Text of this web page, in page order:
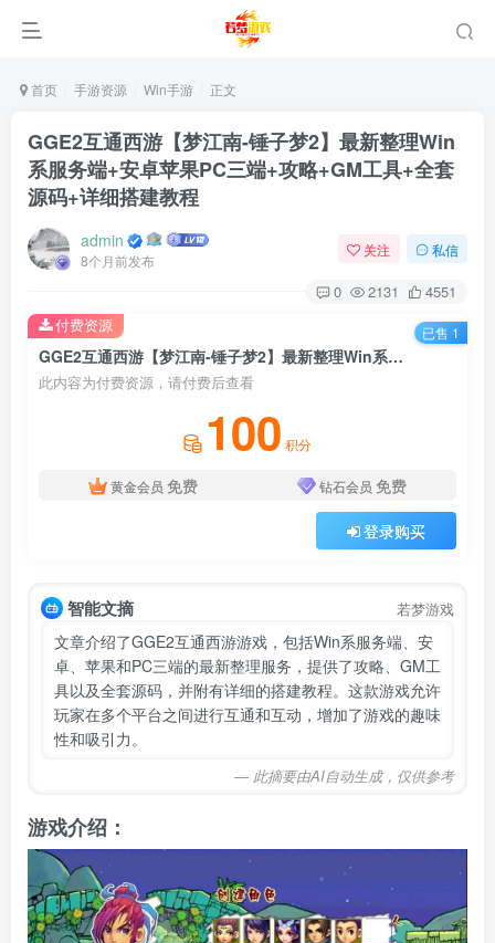
首页 手游资源 Win手游 正文
GGE2互通西游【梦江南-锤子梦2】最新整理Win
系服务端+安卓苹果PC三端+攻略+GM工具+全套
源码+详细搭建教程
admin
8个月前发布
关注 私信
0 2131 4551
GGE2互通西游【梦江南-锤子梦2】最新整理Win系服务端+安卓苹果PC三端+攻略+GM工具+全套源码+详细搭建教程
此内容为付费资源，请付费后查看
100 积分
黄金会员 免费 钻石会员 免费
登录购买
付费资源 已售 1
智能文摘 若梦游戏
文章介绍了GGE2互通西游游戏，包括Win系服务端、安
卓、苹果和PC三端的最新整理服务，提供了攻略、GM工
具以及全套源码，并附有详细的搭建教程。这款游戏允许
玩家在多个平台之间进行互通和互动，增加了游戏的趣味
性和吸引力。
— 此摘要由AI自动生成，仅供参考
游戏介绍：